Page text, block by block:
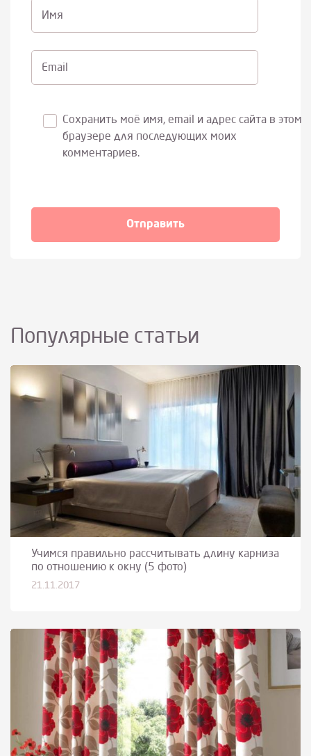
Имя
Email
Сохранить моё имя, email и адрес сайта в этом
браузере для последующих моих
комментариев.
Популярные статьи
Учимся правильно рассчитывать длину карниза
по отношению к окну (5 фото)
21.11.2017